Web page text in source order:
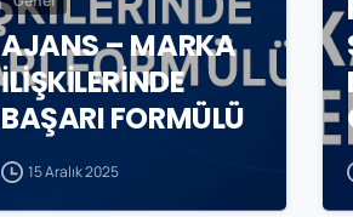
AJANS – MARKA
İLİŞKİLERİNDE
BAŞARI FORMÜLÜ
15 Aralık 2025